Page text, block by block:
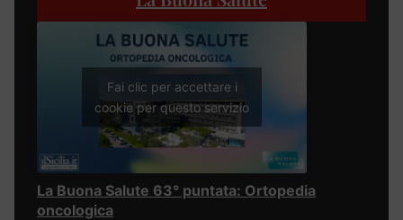
Fai clic per accettare i
cookie per questo servizio
La Buona Salute 63° puntata: Ortopedia
oncologica